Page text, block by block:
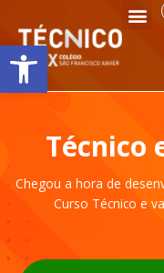
Abrir a barra de ferramentas
para
o
conteúdo
Técnico
Chegou a hora de
Curso Técnico e